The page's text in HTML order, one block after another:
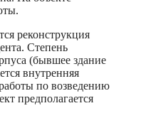
реконструкция
Степень
(бывшее здание
внутренняя
по возведению
предполагается